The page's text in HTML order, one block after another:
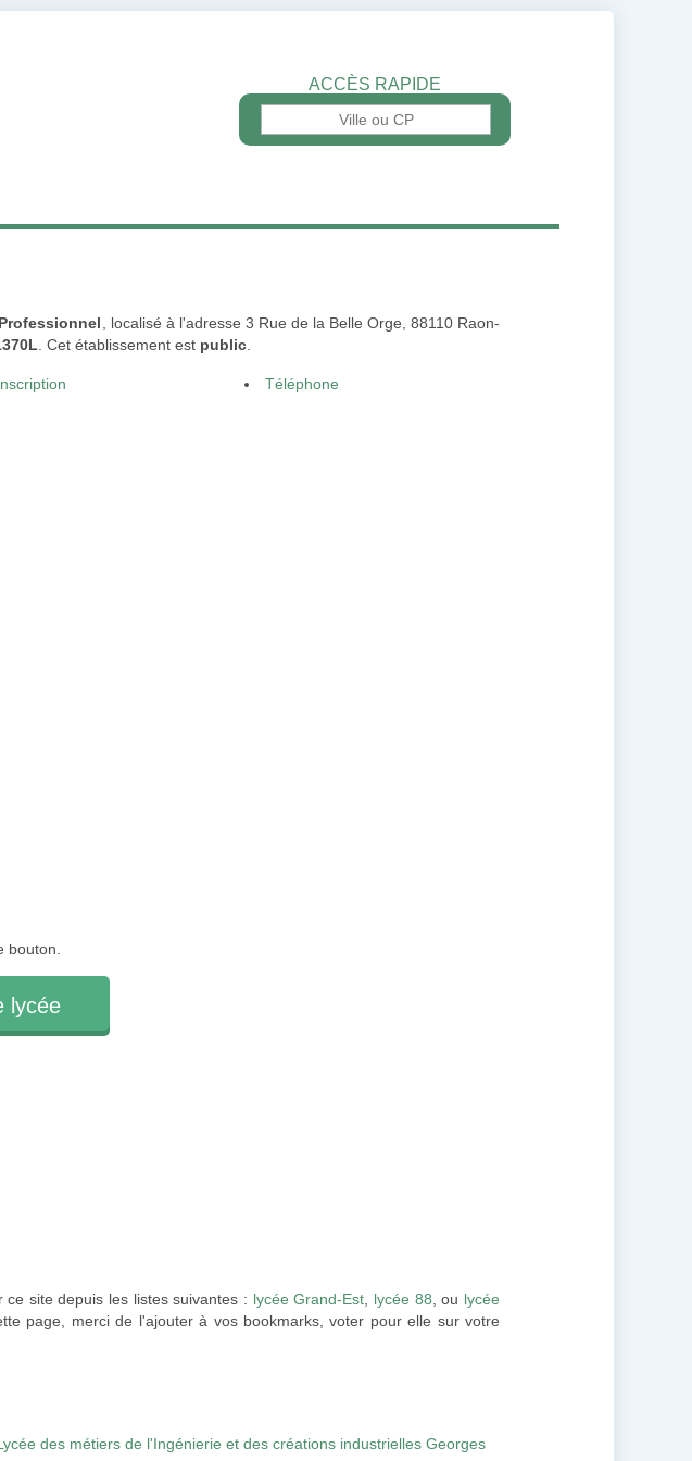
ACCÈS RAPIDE
, localisé à l'adresse 3 Rue de la Belle Orge, 88110 Raon-
. Cet établissement est public
Téléphone
bouton.
lycée
site depuis les listes suivantes : lycée Grand-Est lycée 88 , ou lycée
page, merci de l'ajouter à vos bookmarks, voter pour elle sur votre
des métiers de l'Ingénierie et des créations industrielles Georges